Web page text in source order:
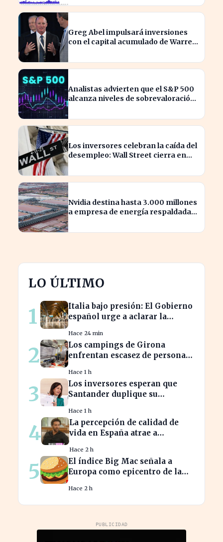
Greg Abel impulsará inversiones
con el capital acumulado de Warren
Analistas advierten que el S&P 500
alcanza niveles de sobrevaloración
Los inversores celebran la caída del
desempleo: Wall Street cierra en
Nvidia destina hasta 3.000 millones
a empresa de energía respaldada
LO ÚLTIMO
1
Italia bajo presión: El Gobierno
español urge a aclarar la
Hace 24 min
2
Los campings de Girona
enfrentan escasez de personal
cubrirla
Hace 1 h
3
Los inversores esperan que
Santander duplique su
GVC Gaesco
Hace 1 h
4
La percepción de calidad de
vida en España atrae a
más altos
Hace 2 h
5
El índice Big Mac señala a
Europa como epicentro de la
Hace 2 h
PUBLICIDAD